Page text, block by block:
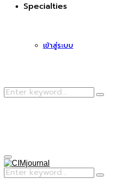
Specialties
เข้าสู่ระบบ
Search
Search
Primary
Menu
Search
for:
Search